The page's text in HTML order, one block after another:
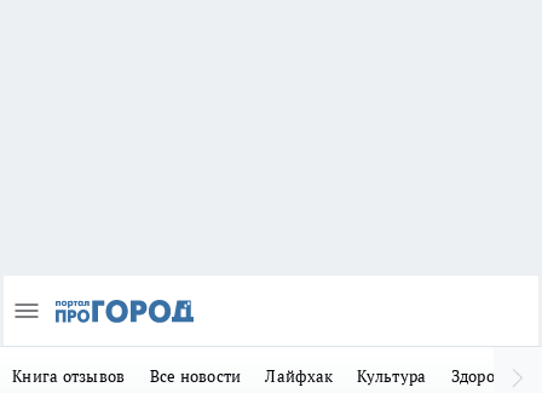
Книга отзывов Все новости Лайфхак Культура Здоровье